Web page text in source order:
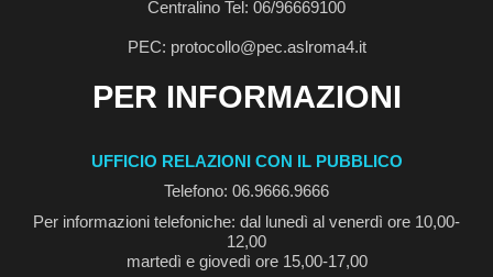
Centralino Tel: 06/96669100
PEC: protocollo@pec.aslroma4.it
PER INFORMAZIONI
UFFICIO RELAZIONI CON IL PUBBLICO
Telefono: 06.9666.9666
Per informazioni telefoniche: dal lunedì al venerdì ore 10,00-
12,00
martedì e giovedì ore 15,00-17,00